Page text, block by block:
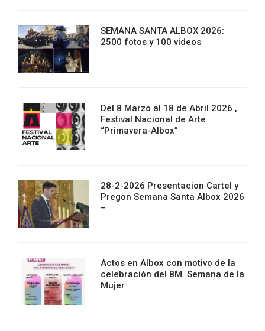
SEMANA SANTA ALBOX 2026:
2500 fotos y 100 videos
Del 8 Marzo al 18 de Abril 2026 ,
Festival Nacional de Arte
“Primavera-Albox”
28-2-2026 Presentacion Cartel y
Pregon Semana Santa Albox 2026
–
Actos en Albox con motivo de la
celebración del 8M. Semana de la
Mujer